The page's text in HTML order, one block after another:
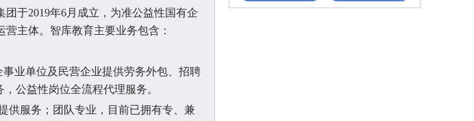
于2019年6月成立，为准公益性国有企
主体。智库教育主要业务包含：
业单位及民营企业提供劳务外包、招聘
公益性岗位全流程代理服务。
供服务；团队专业，目前已拥有专、兼